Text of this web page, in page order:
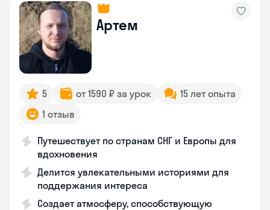
Артем
5 от 1590 ₽ за урок
15 лет опыта
1 отзыв
Путешествует по странам СНГ и Европы для
вдохновения
Делится увлекательными историями для
поддержания интереса
Создает атмосферу, способствующую